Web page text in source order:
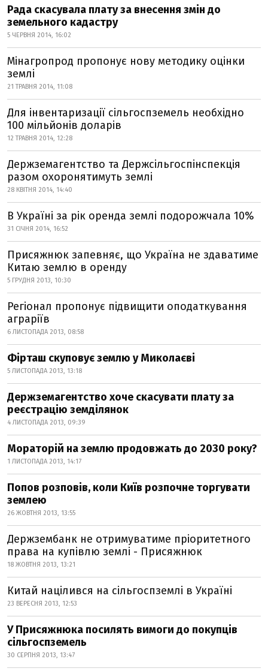
Рада скасувала плату за внесення змін до
земельного кадастру
5 ЧЕРВНЯ 2014, 16:02
Мінагропрод пропонує нову методику оцінки
землі
21 ТРАВНЯ 2014, 11:08
Для інвентаризації сільгоспземель необхідно
100 мільйонів доларів
12 ТРАВНЯ 2014, 12:28
Держземагентство та Держсільгоспінспекція
разом охоронятимуть землі
28 КВІТНЯ 2014, 14:40
В Україні за рік оренда землі подорожчала 10%
31 СІЧНЯ 2014, 16:52
Присяжнюк запевняє, що Україна не здаватиме
Китаю землю в оренду
5 ГРУДНЯ 2013, 10:30
Регіонал пропонує підвищити оподаткування
аграріїв
6 ЛИСТОПАДА 2013, 08:58
Фірташ скуповує землю у Миколаєві
5 ЛИСТОПАДА 2013, 13:18
Держземагентство хоче скасувати плату за
реєстрацію земділянок
4 ЛИСТОПАДА 2013, 09:39
Мораторій на землю продовжать до 2030 року?
1 ЛИСТОПАДА 2013, 14:17
Попов розповів, коли Київ розпочне торгувати
землею
26 ЖОВТНЯ 2013, 13:55
Держзембанк не отримуватиме пріоритетного
права на купівлю землі - Присяжнюк
18 ЖОВТНЯ 2013, 13:21
Китай націлився на сільгоспземлі в Україні
23 ВЕРЕСНЯ 2013, 12:53
У Присяжнюка посилять вимоги до покупців
сільгоспземель
30 СЕРПНЯ 2013, 13:47